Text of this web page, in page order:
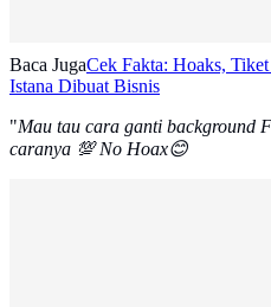
Baca JugaCek Fakta: Hoaks,
Istana Dibuat Bisnis
"Mau tau cara ganti background
caranya 💯 No Hoax😊